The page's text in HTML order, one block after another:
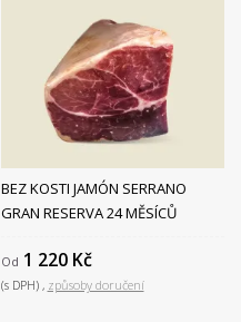
BEZ KOSTI JAMÓN SERRANO
GRAN RESERVA 24 MĚSÍCŮ
Od 1 220 Kč
(s DPH) způsoby doručení